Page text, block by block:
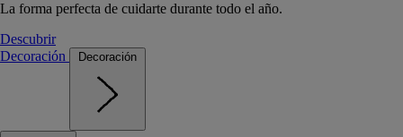
La forma perfecta de cuidarte durante todo el año.
Descubrir
Decoración
Decoración